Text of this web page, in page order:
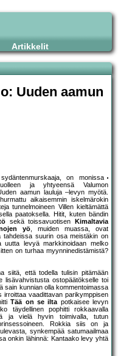
Artikkelit
Uuden aamun
on monissa
ja yhtyeensä Valumon
aamun lauluja –levyn myötä.
aikaisemmin iskelmärokin
tunnelmoineen Villen kieltämättä
paatoksella. Hitit, kuten bändin
sekä toissavuotisen
Kimaltavia
yö, muiden muassa, ovat
tahdeissa suurin osa meistäkin on
uutta levyä markkinoidaan melko
on turhaa myynninedistämistä?
siitä, että todella tulisin pitämään
lisävahvistusta ostopäätökselle toi
sain kunnian olla kommentoimassa
irroittaa vaadittavan parikymppisen
Tää on se iltapotkaisee levyn
täydellinen pophitti rokkaavalla
ja vielä hyvin toimivalla, tutun
Rokkia siis on ja
synkempää satumaailmaa
onkin lähinnä: Kantaako levy yhtä